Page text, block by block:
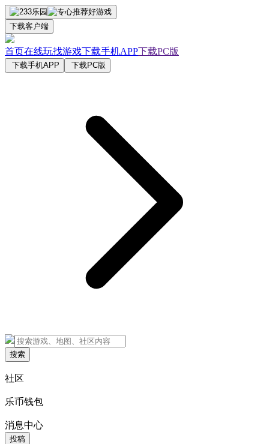
下载客户端
首页在线玩找游戏下载手机APP下载PC版
下载手机APP 下载PC版
搜索
社区
乐币钱包
消息中心
投稿